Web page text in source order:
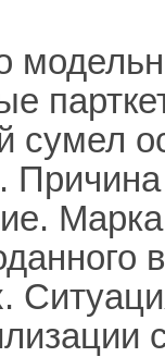
сумел